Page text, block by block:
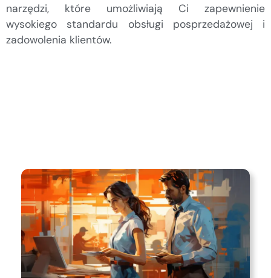
narzędzi, które umożliwiają Ci zapewnienie
wysokiego standardu obsługi posprzedażowej i
zadowolenia klientów.